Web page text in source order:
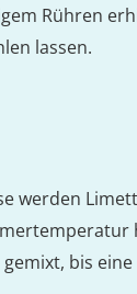
Rühren
lassen.
werden
bis